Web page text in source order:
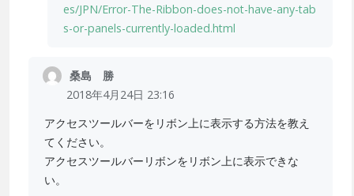
es/JPN/Error-The-Ribbon-does-not-have-any-tab
s-or-panels-currently-loaded.html
桑島 勝
2018年4月24日 23:16
アクセスツールバーをリボン上に表示する方法を教え
てください。
アクセスツールバーリボンをリボン上に表示できな
い。